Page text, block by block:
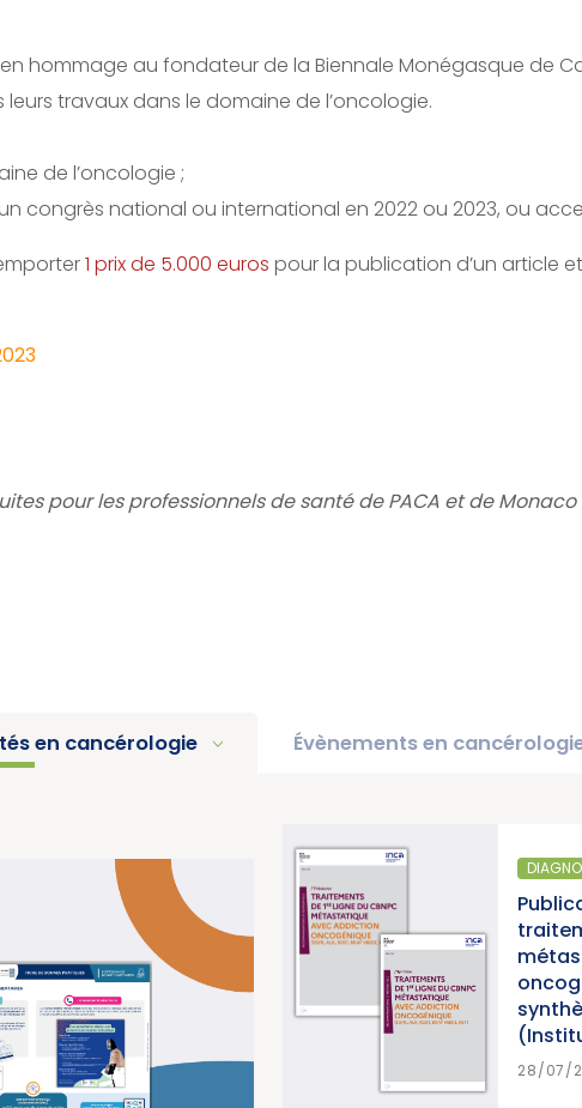
hommage au fondateur de la Biennale Monégasque de
travaux dans le domaine de l’oncologie.
de l’oncologie ;
congrès national ou international en 2022 ou 2023, ou
1 prix de 5.000 euros pour la publication d’un article et
pour les professionnels de santé de PACA et de Monaco
en cancérologie Évènements en
>
DIAGNOSTIC ET TRAITEMENT
Publication d’un thésaurus
traitements de 1re ligne du
métastatique avec addiction
oncogénique, accompagné
synthèse et d’une synthèse
(Institut National du Cancer)
EN